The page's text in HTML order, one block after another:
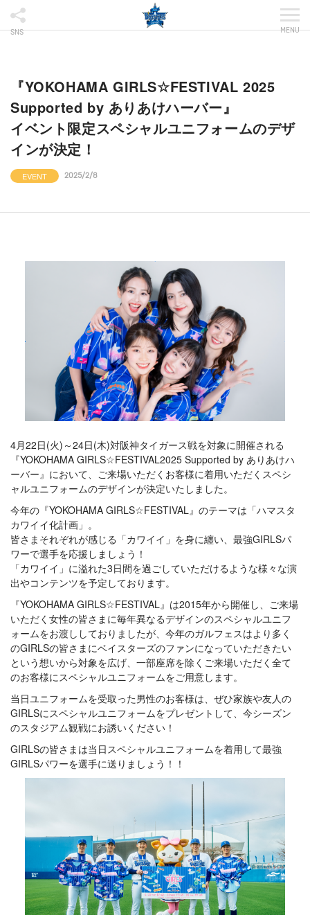
『YOKOHAMA GIRLS☆FESTIVAL 2025
Supported by ありあけハーバー』
イベント限定スペシャルユニフォームのデザ
インが決定！
EVENT 2025/2/8
4月22日(火)～24日(木)対阪神タイガース戦を対象に開催される
『YOKOHAMA GIRLS☆FESTIVAL2025 Supported by ありあけハ
ーバー』において、ご来場いただくお客様に着用いただくスペシ
ャルユニフォームのデザインが決定いたしました。
今年の『YOKOHAMA GIRLS☆FESTIVAL』のテーマは「ハマスタ
カワイイ化計画」。
皆さまそれぞれが感じる「カワイイ」を身に纏い、最強GIRLSパ
ワーで選手を応援しましょう！
「カワイイ」に溢れた3日間を過ごしていただけるような様々な演
出やコンテンツを予定しております。
『YOKOHAMA GIRLS☆FESTIVAL』は2015年から開催し、ご来場
いただく女性の皆さまに毎年異なるデザインのスペシャルユニフ
ォームをお渡ししておりましたが、今年のガルフェスはより多く
のGIRLSの皆さまにベイスターズのファンになっていただきたい
という想いから対象を広げ、一部座席を除くご来場いただく全て
のお客様にスペシャルユニフォームをご用意します。
当日ユニフォームを受取った男性のお客様は、ぜひ家族や友人の
GIRLSにスペシャルユニフォームをプレゼントして、今シーズン
のスタジアム観戦にお誘いください！
GIRLSの皆さまは当日スペシャルユニフォームを着用して最強
GIRLSパワーを選手に送りましょう！！